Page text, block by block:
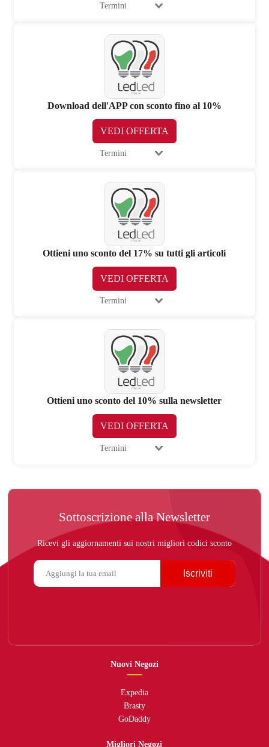
Termini
Download dell'APP con sconto fino al 10%
VEDI OFFERTA
Termini
Ottieni uno sconto del 17% su tutti gli articoli
VEDI OFFERTA
Termini
Ottieni uno sconto del 10% sulla newsletter
VEDI OFFERTA
Termini
Sottoscrizione alla Newsletter
Ricevi gli aggiornamenti sui nostri migliori codici sconto
Iscriviti
Nuovi Negozi
Expedia
Brasty
GoDaddy
Migliori Negozi